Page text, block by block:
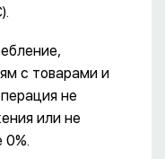
с товарами и
не
или не
0%.